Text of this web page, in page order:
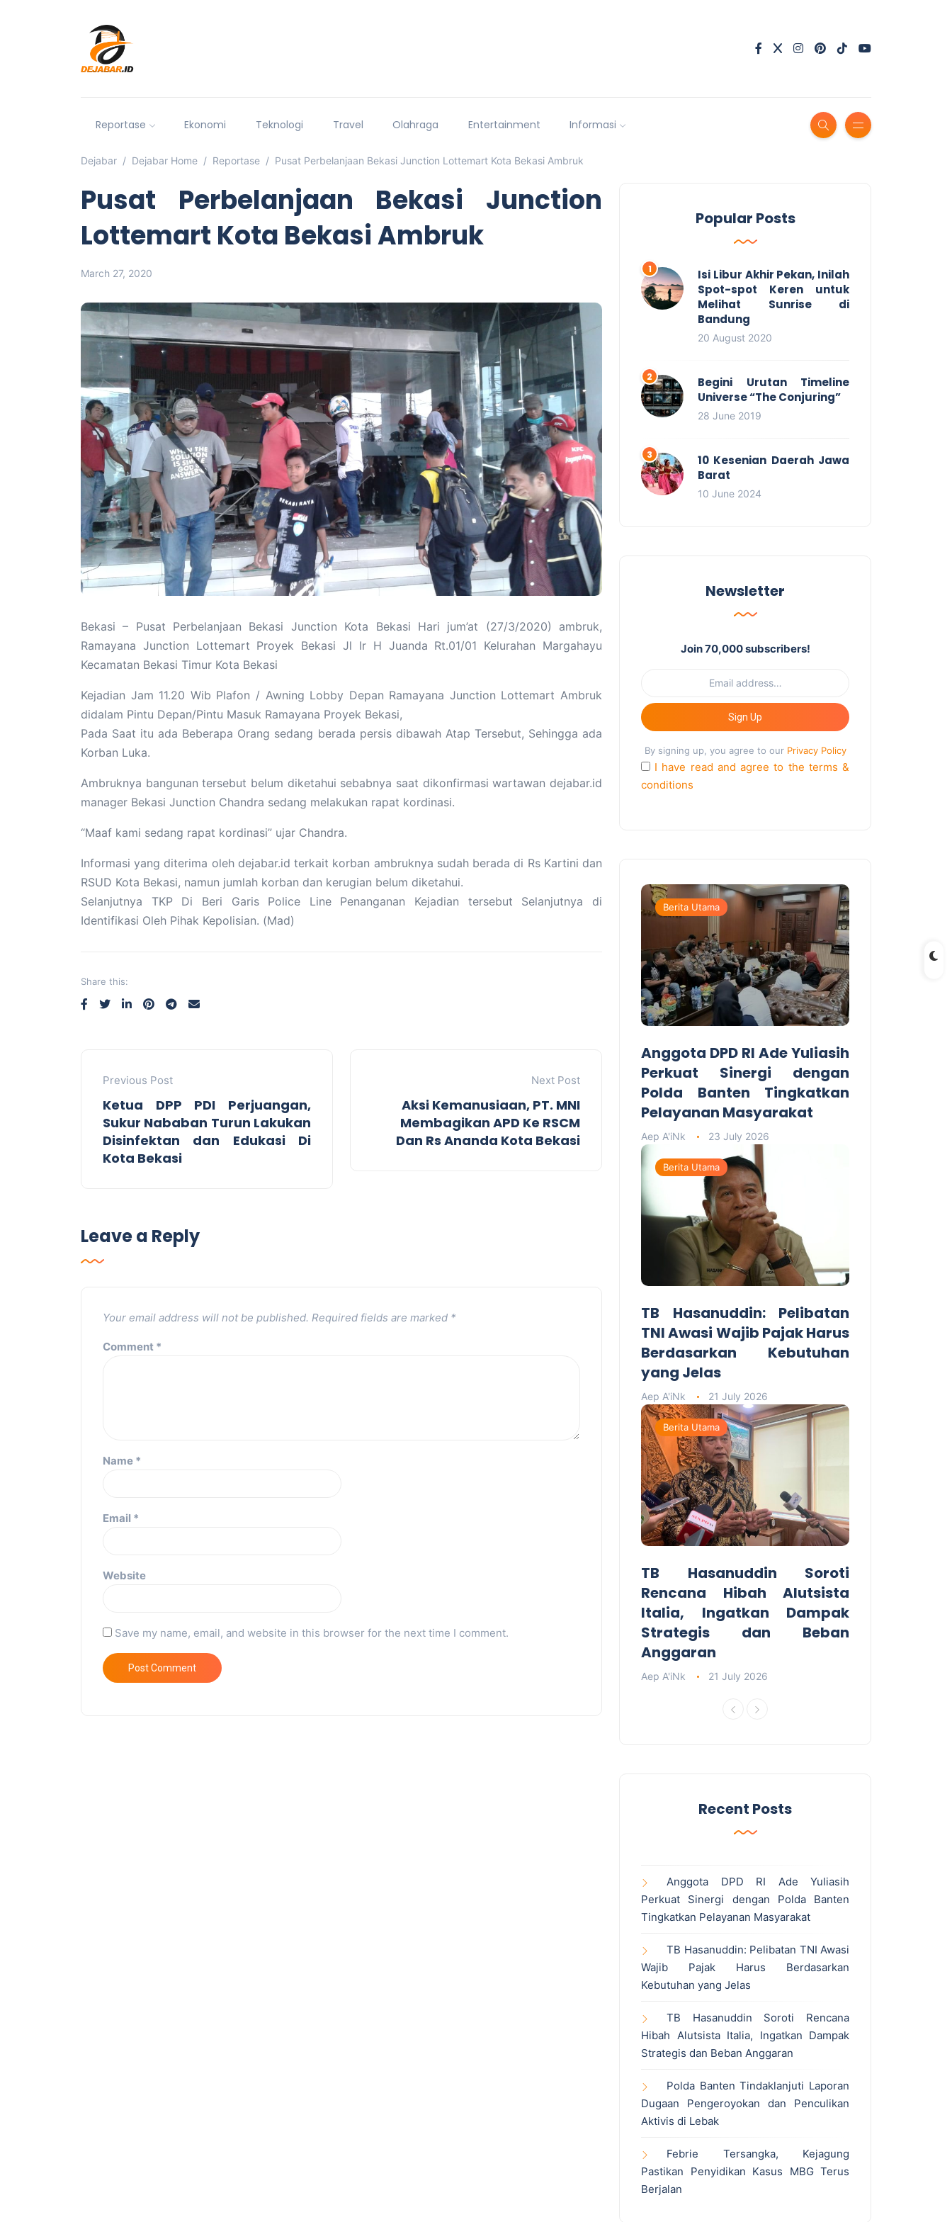
Reportase Ekonomi Teknologi Travel Olahraga Entertainment Informasi
Dejabar Dejabar Home Reportase Pusat Perbelanjaan Bekasi Junction Lottemart Kota Bekasi Ambruk
Pusat Perbelanjaan Bekasi Junction
Lottemart Kota Bekasi Ambruk
March 27, 2020
Bekasi – Pusat Perbelanjaan Bekasi Junction Kota Bekasi Hari jum’at (27/3/2020) ambruk,
Ramayana Junction Lottemart Proyek Bekasi Jl Ir H Juanda Rt.01/01 Kelurahan Margahayu
Kecamatan Bekasi Timur Kota Bekasi
Kejadian Jam 11.20 Wib Plafon / Awning Lobby Depan Ramayana Junction Lottemart Ambruk
didalam Pintu Depan/Pintu Masuk Ramayana Proyek Bekasi,
Pada Saat itu ada Beberapa Orang sedang berada persis dibawah Atap Tersebut, Sehingga ada
Korban Luka.
Ambruknya bangunan tersebut belum diketahui sebabnya saat dikonfirmasi wartawan dejabar.id
manager Bekasi Junction Chandra sedang melakukan rapat kordinasi.
“Maaf kami sedang rapat kordinasi” ujar Chandra.
Informasi yang diterima oleh dejabar.id terkait korban ambruknya sudah berada di Rs Kartini dan
RSUD Kota Bekasi, namun jumlah korban dan kerugian belum diketahui.
Selanjutnya TKP Di Beri Garis Police Line Penanganan Kejadian tersebut Selanjutnya di
Identifikasi Oleh Pihak Kepolisian. (Mad)
Share this:
Previous Post
Ketua DPP PDI Perjuangan,
Sukur Nababan Turun Lakukan
Disinfektan dan Edukasi Di
Kota Bekasi
Next Post
Aksi Kemanusiaan, PT. MNI
Membagikan APD Ke RSCM
Dan Rs Ananda Kota Bekasi
Leave a Reply
Your email address will not be published. Required fields are marked *
Comment *
Name *
Email *
Website
Save my name, email, and website in this browser for the next time I comment.
Popular Posts
Isi Libur Akhir Pekan, Inilah
Spot-spot Keren untuk
Melihat Sunrise di
Bandung
20 August 2020
Begini Urutan Timeline
Universe “The Conjuring”
28 June 2019
10 Kesenian Daerah Jawa
Barat
10 June 2024
Newsletter
Join 70,000 subscribers!
Sign Up
By signing up, you agree to our Privacy Policy
I have read and agree to the terms &
conditions
Berita Utama
Anggota DPD RI Ade Yuliasih
Perkuat Sinergi dengan
Polda Banten Tingkatkan
Pelayanan Masyarakat
Aep A'iNk 23 July 2026
Berita Utama
TB Hasanuddin: Pelibatan
TNI Awasi Wajib Pajak Harus
Berdasarkan Kebutuhan
yang Jelas
Aep A'iNk 21 July 2026
Berita Utama
TB Hasanuddin Soroti
Rencana Hibah Alutsista
Italia, Ingatkan Dampak
Strategis dan Beban
Anggaran
Aep A'iNk 21 July 2026
Recent Posts
Anggota DPD RI Ade Yuliasih
Perkuat Sinergi dengan Polda Banten
Tingkatkan Pelayanan Masyarakat
TB Hasanuddin: Pelibatan TNI Awasi
Wajib Pajak Harus Berdasarkan
Kebutuhan yang Jelas
TB Hasanuddin Soroti Rencana
Hibah Alutsista Italia, Ingatkan Dampak
Strategis dan Beban Anggaran
Polda Banten Tindaklanjuti Laporan
Dugaan Pengeroyokan dan Penculikan
Aktivis di Lebak
Febrie Tersangka, Kejagung
Pastikan Penyidikan Kasus MBG Terus
Berjalan